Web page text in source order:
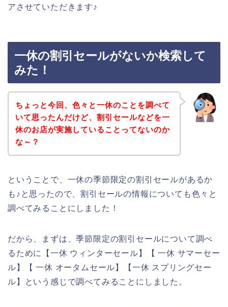
アさせていただきます♪
一休の割引セールがないか検索して
みた！
ちょっと今回、色々と一休のことを調べて
いて思ったんだけど、割引セールなどを一
休のお店が実施していることってないのか
な～？
ということで、一休の季節限定の割引セールがあるか
も♪と思ったので、割引セールの情報についても色々と
調べてみることにしました！
だから、まずは、季節限定の割引セールについて調べ
るために【一休 ウィンターセール】【 一休 サマーセー
ル】【 一休 オータムセール】【一休 スプリングセー
ル】という感じで調べてみることにしました。